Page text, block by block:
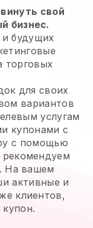
свой
бизнес.
будущих
торговых
для своих
вариантов
услугам
купонами с
с помощью
На вашем
активные и
клиентов,